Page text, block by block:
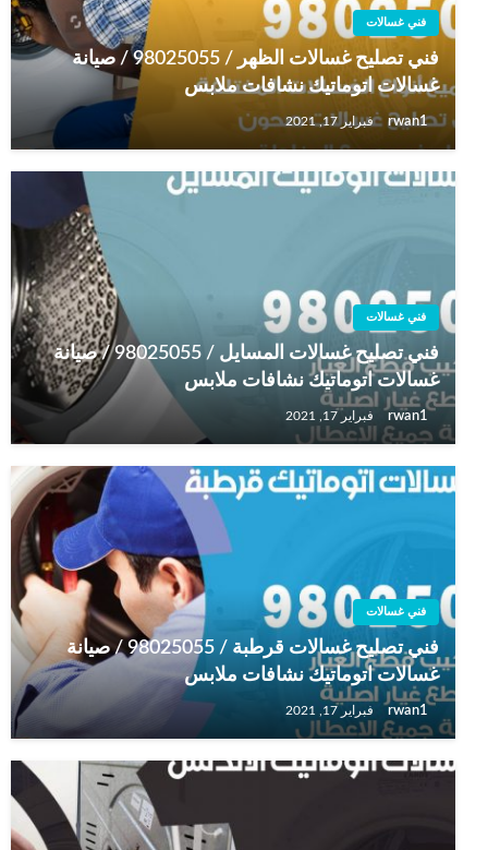
فني غسالات
فني تصليح غسالات الظهر / 98025055 / صيانة
غسالات اتوماتيك نشافات ملابس
rwan1 فبراير 17, 2021
فني غسالات
فني تصليح غسالات المسايل / 98025055 / صيانة
غسالات اتوماتيك نشافات ملابس
rwan1 فبراير 17, 2021
فني غسالات
فني تصليح غسالات قرطبة / 98025055 / صيانة
غسالات اتوماتيك نشافات ملابس
rwan1 فبراير 17, 2021